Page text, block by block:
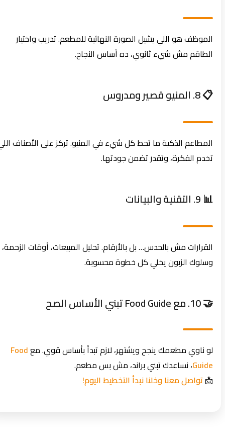
الموظف هو اللي يشيل الصورة النهائية للمطعم. تدريب واختيار
الطاقم مش شيء ثانوي، ده أساس النجاح.
📋 8. المنيو قصير ومدروس
المطاعم الذكية ما تحط كل شيء في المنيو. تركز على الأصناف اللي
تخدم الفكرة، وتقدر تضمن جودتها.
القرارات مش بالحدس… بل بالأرقام. تحليل المبيعات، أوقات الزحمة،
وسلوك الزبون يخلي كل خطوة محسوبة.
لو ناوي مطعمك ينجح ويشتهر، لازم تبدأ بأساس قوي. معFood
Guide، نساعدك تبني براند، مش بس مطعم.
تواصل معنا وخلنا نبدأ التخطيط اليوم!